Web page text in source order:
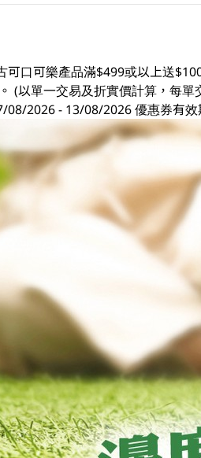
可口可樂產品滿$499或以上送
(以單一交易及折實價計算，每
08/2026 - 13/08/2026 優惠券有效